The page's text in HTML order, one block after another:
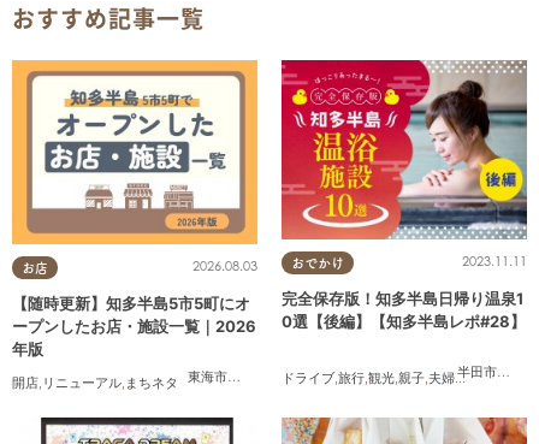
おすすめ記事一覧
お店
東海市大府市 知多市,東浦町,阿久比町,半田市,常滑市,武豊
2026.08.03
【随時更新】知多半島5市5町にオ
ープンしたお店・施設一覧｜2026
年版
開店, リニューアル, まちネタ
おでかけ
半田市常滑
2023.11.11
完全保存版！知多半島日帰り温泉1
0選【後編】【知多半島レポ#28】
ドライブ,旅行,観光,親子,夫婦,家族,知多半